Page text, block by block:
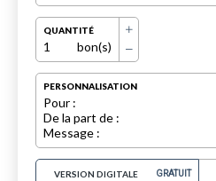
QUANTITÉ
1 bon(s)
PERSONNALISATION
Pour :
De la part de :
Message :
VERSION DIGITALE GRATUIT